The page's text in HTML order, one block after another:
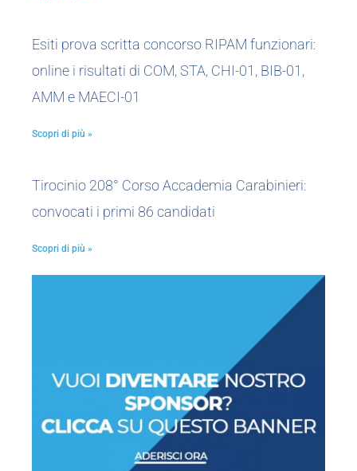
Esiti prova scritta concorso RIPAM funzionari:
online i risultati di COM, STA, CHI-01, BIB-01,
AMM e MAECI-01
Scopri di più »
Tirocinio 208° Corso Accademia Carabinieri:
convocati i primi 86 candidati
Scopri di più »